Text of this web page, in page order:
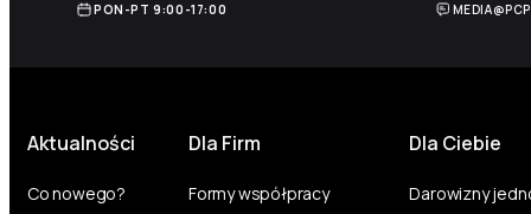
PON-PT 9:00-17:00
Aktualności
Co nowego?
Dla Firm
Formy współpracy
Dla Ciebie
Darowizny